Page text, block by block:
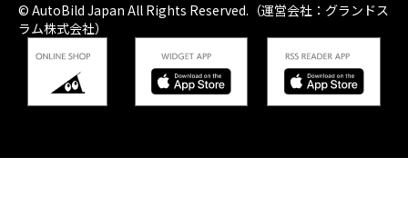
© AutoBild Japan All Rights Reserved.（運営会社：グランドス
ラム株式会社）